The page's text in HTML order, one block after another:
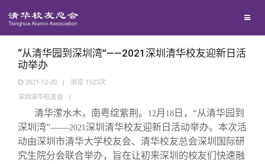
地区联络
年级联络
院系校友工作
专业委员会
回馈母校
捐赠项目
捐赠新闻
捐赠纪事
媒体平台
《清华校友通讯》
《水木清华》
百年清华
清华人物
校友服务
“从清华园到深圳湾”——2021深圳清华校友迎新日活
动举办
2021-12-20 | 浏览 1523次
深圳清华校友会
|
清华潆水木，南粤绽紫荆。 12月 18 日，“从清华园到
深圳湾”——2021深圳清华校友迎新日活动举办。本次活
动由深圳市清华大学校友会、清华校友总会深圳国际研
究生院分会联合举办，旨在让初来深圳的校友们快速融